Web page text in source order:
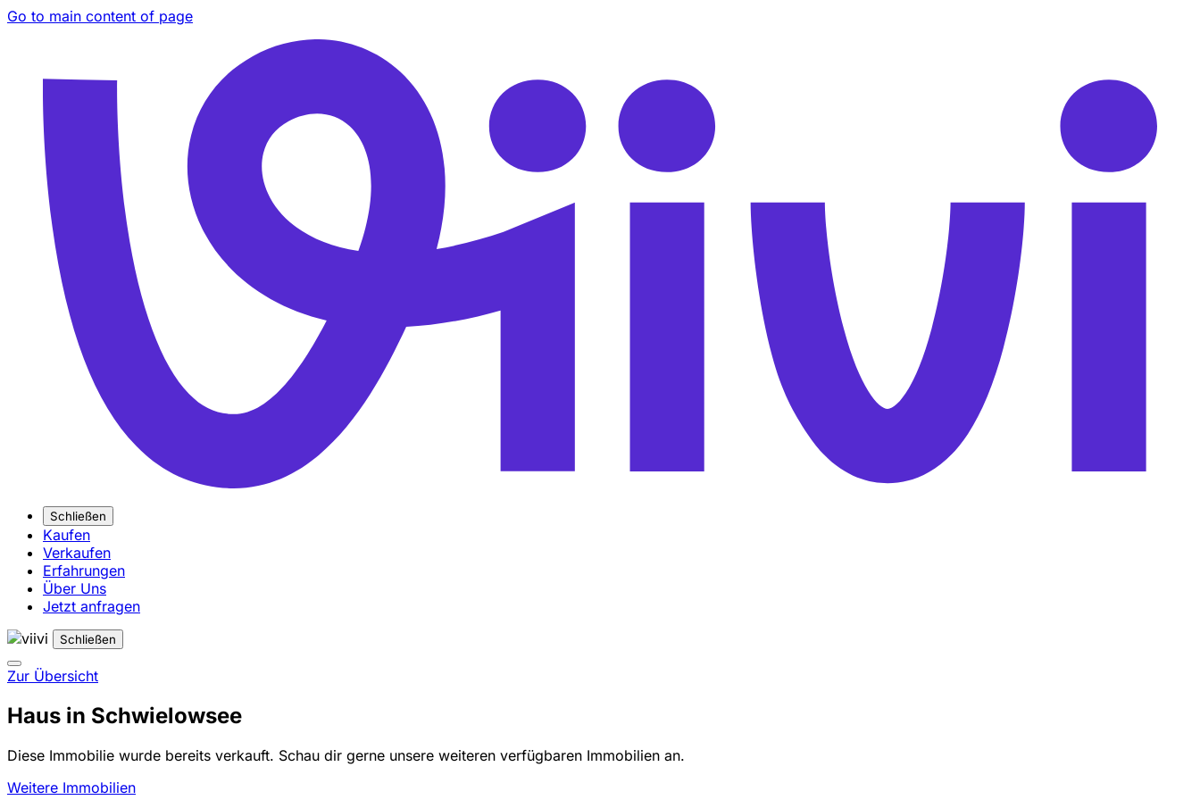
Go to main content of page
Schließen
Kaufen
Verkaufen
Erfahrungen
Über Uns
Jetzt anfragen
Schließen
Zur Übersicht
Haus in Schwielowsee
Diese Immobilie wurde bereits verkauft. Schau dir gerne unsere weiteren verfügbaren Immobilien an.
Weitere Immobilien